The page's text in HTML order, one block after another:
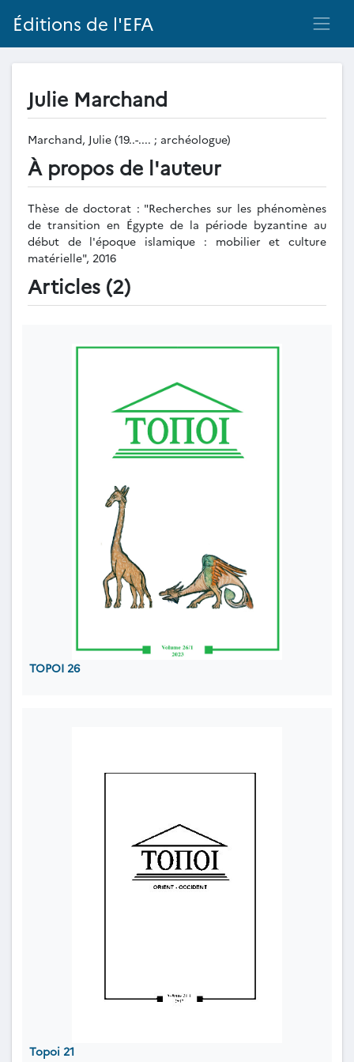
Éditions de l'EFA
Julie Marchand
Marchand, Julie (19..-.... ; archéologue)
À propos de l'auteur
Thèse de doctorat : "Recherches sur les phénomènes
de transition en Égypte de la période byzantine au
début de l'époque islamique : mobilier et culture
matérielle", 2016
Articles (2)
TOPOI 26
Topoi 21